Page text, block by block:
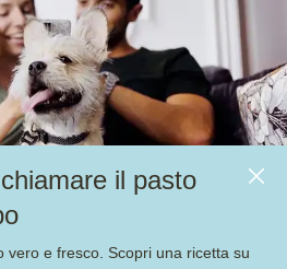
il pasto
vero e fresco. Scopri una ricetta su